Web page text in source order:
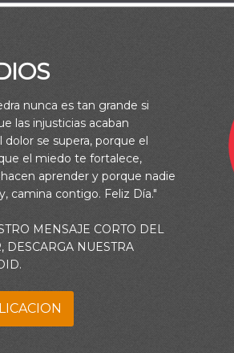
hacia atrás porque te interesa más
está renovando las cosas en tu vida.
leyendo
12, 2018 Frase Nocturna BBPORTEMAS
Biblia
El Pasado Atrás
acordéis de las cosas pasadas, ni
nunca es tan grande si
las injusticias acaban
se supera, porque el
el miedo te fortalece,
aprender y porque nadie
camina contigo. Feliz Día."
MENSAJE CORTO DEL
DESCARGA NUESTRA